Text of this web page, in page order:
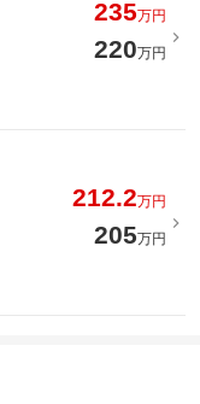
235万円
220万円
212.2万円
205万円